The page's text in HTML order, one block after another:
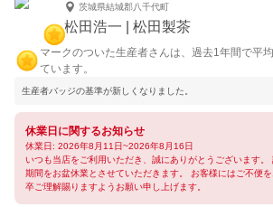
茨城県結城郡八千代町
松田浩一 | 松田製茶
マークのついた生産者さんは、過去1年間で平
ています。
生産者バッジの基準が新しくなりました。
休業日に関するお知らせ
休業日: 2026年8月11日~2026年8月16日
いつも当店をご利用いただき、誠にありがとうございます
期間をお盆休業とさせていただきます。 お客様にはご不便
卒ご理解賜りますようお願い申し上げます。